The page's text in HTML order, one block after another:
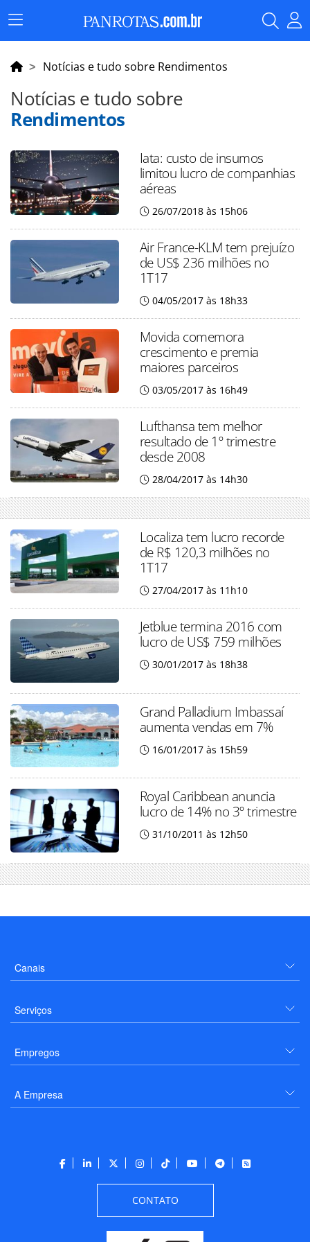
Menu
Principal
Notícias e tudo sobre Rendimentos
Notícias e tudo sobre
Rendimentos
Iata: custo de insumos
limitou lucro de companhias
aéreas
26/07/2018 às 15h06
Air France-KLM tem prejuízo
de US$ 236 milhões no
1T17
04/05/2017 às 18h33
Movida comemora
crescimento e premia
maiores parceiros
03/05/2017 às 16h49
Lufthansa tem melhor
resultado de 1º trimestre
desde 2008
28/04/2017 às 14h30
Localiza tem lucro recorde
de R$ 120,3 milhões no
1T17
27/04/2017 às 11h10
Jetblue termina 2016 com
lucro de US$ 759 milhões
30/01/2017 às 18h38
Grand Palladium Imbassaí
aumenta vendas em 7%
16/01/2017 às 15h59
Royal Caribbean anuncia
lucro de 14% no 3º trimestre
31/10/2011 às 12h50
Canais
Serviços
Empregos
A Empresa
CONTATO